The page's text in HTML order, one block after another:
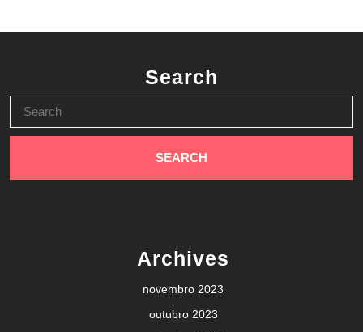
Search
for:
Archives
novembro 2023
outubro 2023